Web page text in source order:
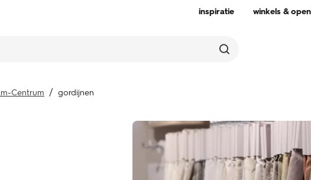
inspiratie winkels &
Centrum gordijnen